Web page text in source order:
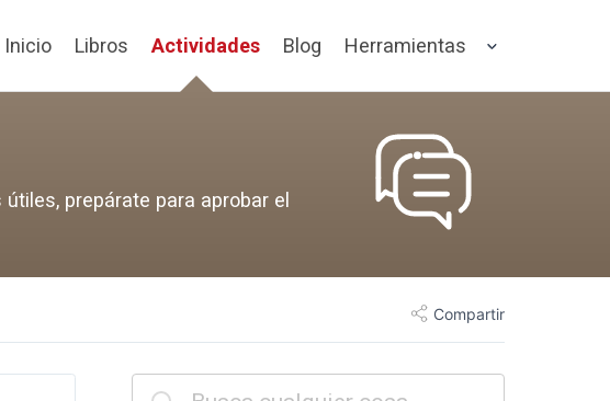
Inicio Libros Actividades Blog Herramientas
prepárate para aprobar el
Compartir